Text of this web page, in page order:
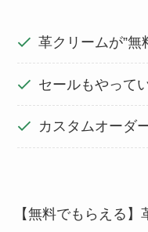
革クリームが”無
セールもやって
カスタムオーダ
【無料でもらえる